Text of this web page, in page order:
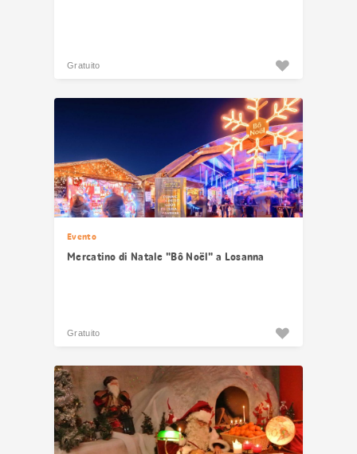
Gratuito
Evento
Mercatino di Natale "Bô Noël" a Losanna
Gratuito